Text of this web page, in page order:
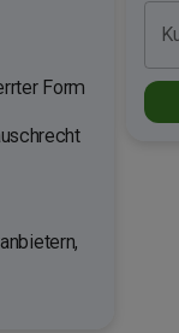
Form